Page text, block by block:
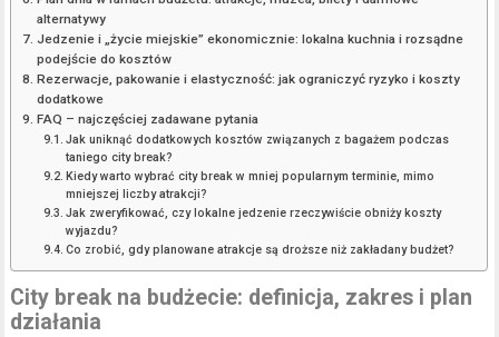
alternatywy
Jedzenie i „życie miejskie” ekonomicznie: lokalna kuchnia i rozsądne
podejście do kosztów
Rezerwacje, pakowanie i elastyczność: jak ograniczyć ryzyko i koszty
dodatkowe
FAQ – najczęściej zadawane pytania
Jak uniknąć dodatkowych kosztów związanych z bagażem podczas
taniego city break?
Kiedy warto wybrać city break w mniej popularnym terminie, mimo
mniejszej liczby atrakcji?
Jak zweryfikować, czy lokalne jedzenie rzeczywiście obniży koszty
wyjazdu?
Co zrobić, gdy planowane atrakcje są droższe niż zakładany budżet?
City breakna budżecie: definicja, zakres i plan
działania